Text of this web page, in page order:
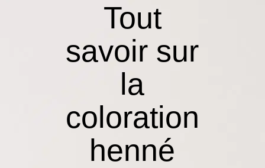
Tout
savoir sur
la
coloration
henné